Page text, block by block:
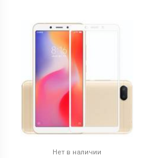
Нет в наличии